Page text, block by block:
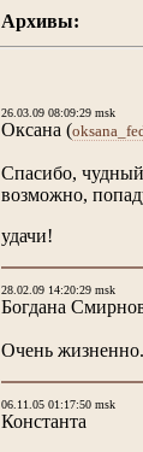
Архивы:
26.03.09 08:09:29 msk
Оксана (
Спасибо,
возможно,
удачи!
28.02.09 14:20:29 msk
Богдана
Очень
06.11.05 01:17:50 msk
Константа